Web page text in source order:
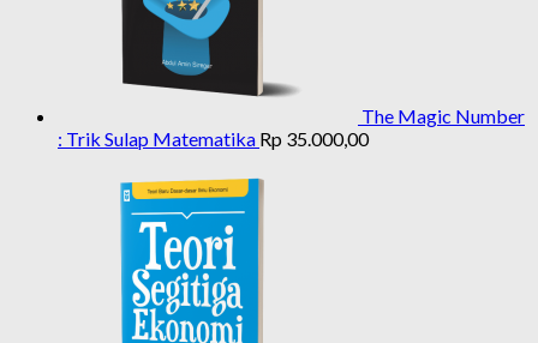
The Magic Number
: Trik Sulap Matematika Rp 35.000,00